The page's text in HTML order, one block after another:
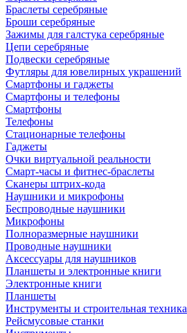
Браслеты серебряные
Броши серебряные
Зажимы для галстука серебряные
Цепи серебряные
Подвески серебряные
Футляры для ювелирных украшений
Смартфоны и гаджеты
Смартфоны и телефоны
Смартфоны
Телефоны
Стационарные телефоны
Гаджеты
Очки виртуальной реальности
Смарт-часы и фитнес-браслеты
Сканеры штрих-кода
Наушники и микрофоны
Беспроводные наушники
Микрофоны
Полноразмерные наушники
Проводные наушники
Аксессуары для наушников
Планшеты и электронные книги
Электронные книги
Планшеты
Инструменты и строительная техника
Рейсмусовые станки